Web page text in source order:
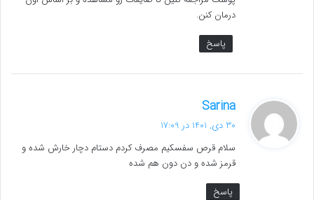
درمان کنن.
پاسخ
Sarina
ف
:
30 دی, 1401 در 17:09
سلام قرص سفسکیم مصرف کردم دستام دچار خارش شده و
قرمز شده و دن دون هم شده
پاسخ